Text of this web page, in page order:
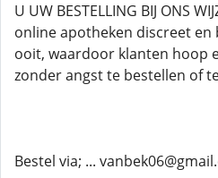
U UW BESTELLING BIJ ONS
online apotheken discreet
ooit, waardoor klanten hoop
zonder angst te bestellen of
Bestel via; ...